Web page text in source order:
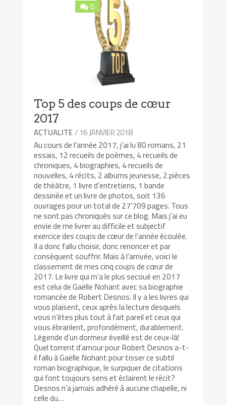
0
Top 5 des coups de cœur
2017
ACTUALITE/ 16 JANVIER 2018
Au cours de l’année 2017, j’ai lu 80 romans, 21
essais, 12 recueils de poèmes, 4 recueils de
chroniques, 4 biographies, 4 recueils de
nouvelles, 4 récits, 2 albums jeunesse, 2 pièces
de théâtre, 1 livre d’entretiens, 1 bande
dessinée et un livre de photos, soit 136
ouvrages pour un total de 27’709 pages. Tous
ne sont pas chroniqués sur ce blog. Mais j’ai eu
envie de me livrer au difficile et subjectif
exercice des coups de cœur de l’année écoulée.
Il a donc fallu choisir, donc renoncer et par
conséquent souffrir. Mais à l’arrivée, voici le
classement de mes cinq coups de cœur de
2017. Le livre qui m’a le plus secoué en 2017
est celui de Gaëlle Nohant avec sa biographie
romancée de Robert Desnos. Il y a les livres qui
vous plaisent, ceux après la lecture desquels
vous n’êtes plus tout à fait pareil et ceux qui
vous ébranlent, profondément, durablement.
Légende d’un dormeur éveillé est de ceux-là!
Quel torrent d’amour pour Robert Desnos a-t-
il fallu à Gaëlle Nohant pour tisser ce subtil
roman biographique, le surpiquer de citations
qui font toujours sens et éclairent le récit?
Desnos n’a jamais adhéré à aucune chapelle, ni
celle du…